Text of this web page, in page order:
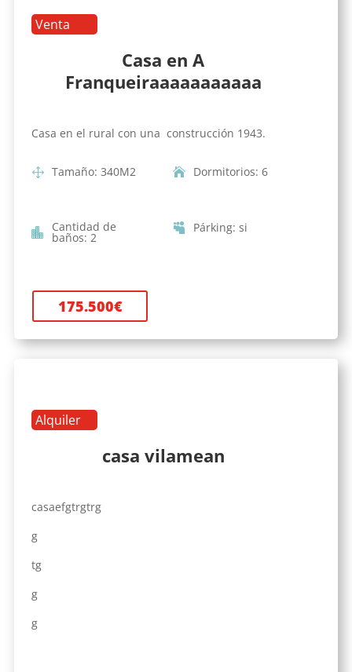
Venta
Casa en A
Franqueiraaaaaaaaaaa
Casa en el rural con una construcción 1943.
Tamaño: 340M2 Dormitorios: 6
Cantidad de
baños: 2
Párking: si
175.500€
Alquiler
casa vilamean
casaefgtrgtrg
g
tg
g
g